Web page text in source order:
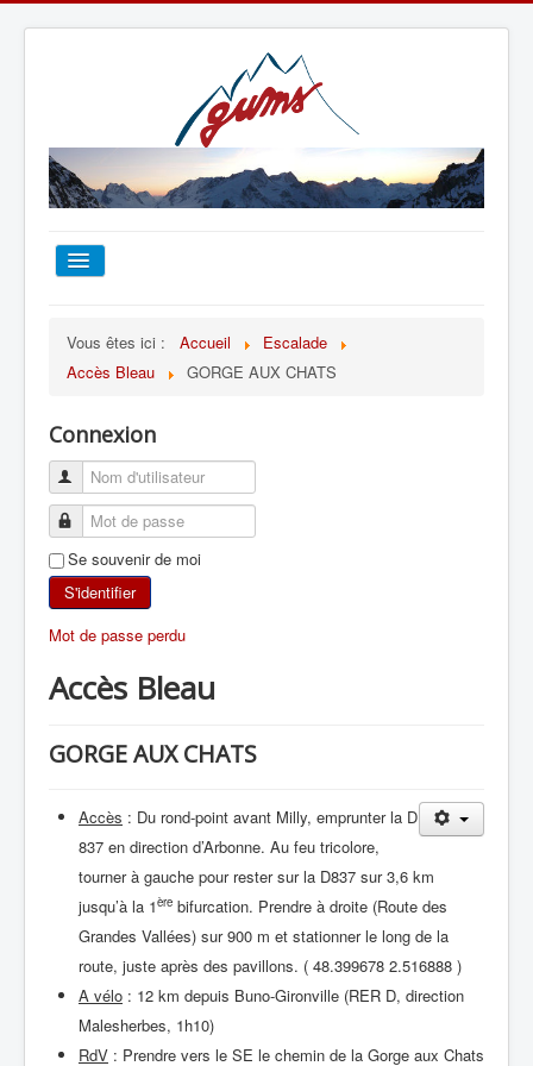
TOUT SUR LE GUMS
ESCALADE
ALPINISME
SKI DE RANDONNÉE
RANDONNÉE SPORTIVE
Vous êtes ici : Accueil
Escalade
Accès Bleau
GORGE AUX CHATS
Connexion
Se souvenir de moi
S'identifier
Mot de passe perdu
Accès Bleau
GORGE AUX CHATS
Accès : Du rond-point avant Milly, emprunter la D
837 en direction d’Arbonne. Au feu tricolore,
tourner à gauche pour rester sur la D837 sur 3,6 km
jusqu’à la 1ère bifurcation. Prendre à droite (Route des
Grandes Vallées) sur 900 m et stationner le long de la
route, juste après des pavillons. ( 48.399678 2.516888 )
A vélo : 12 km depuis Buno-Gironville (RER D, direction
Malesherbes, 1h10)
RdV : Prendre vers le SE le chemin de la Gorge aux Chats